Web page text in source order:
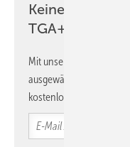
Keine Zeit?
TGA+E
Mit unserem Newsletter
ausgewählte
kostenlos direkt ins